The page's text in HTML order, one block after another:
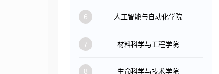
6 人工智能与自动化学院
7 材料科学与工程学院
8 生命科学与技术学院